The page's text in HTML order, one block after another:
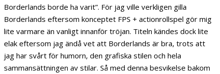
Borderlands borde ha varit”. För jag ville verkligen gilla
Borderlands eftersom konceptet FPS + actionrollspel gör mig
lite varmare än vanligt innanför tröjan. Titeln kändes dock lite
elak eftersom jag ändå vet att Borderlands är bra, trots att
jag har svårt för humorn, den grafiska stilen och hela
sammansättningen av stilar. Så med denna besvikelse bakom